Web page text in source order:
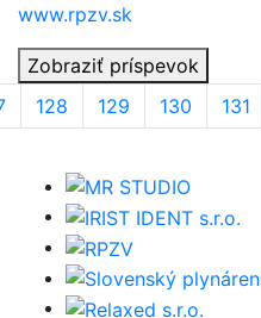
www.rpzv.sk
Zobraziť príspevok
128 129 130 131